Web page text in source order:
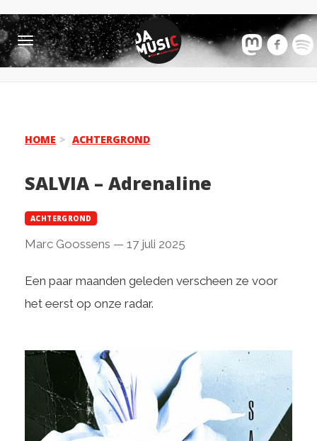
Toggle
navigation
HOME ACHTERGROND
SALVIA – Adrenaline
ACHTERGROND
Marc Goossens — 17 juli 2025
Een paar maanden geleden verscheen ze voor
het eerst op onze radar.